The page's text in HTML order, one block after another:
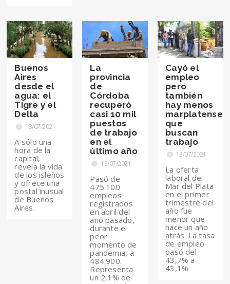
Buenos
Aires
desde el
agua: el
Tigre y el
Delta
13/07/2021
A sólo una
hora de la
capital,
revela la vida
de los isleños
y ofrece una
postal inusual
de Buenos
Aires.
La
provincia
de
Córdoba
recuperó
casi 10 mil
puestos
de trabajo
en el
último año
13/07/2021
Pasó de
475.100
empleos
registrados
en abril del
año pasado,
durante el
peor
momento de
pandemia, a
484.900.
Representa
un 2,1% de
Cayó el
empleo
pero
también
hay menos
marplatenses
que
buscan
trabajo
13/07/2021
La oferta
laboral de
Mar del Plata
en el primer
trimestre del
año fue
menor que
hace un año
atrás. La tasa
de empleo
pasó del
43,7% a
43,1%.